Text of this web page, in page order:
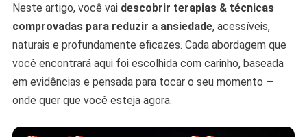
Neste artigo, você vai descobrir terapias & técnicas
comprovadas para reduzir a ansiedade, acessíveis,
naturais e profundamente eficazes. Cada abordagem que
você encontrará aqui foi escolhida com carinho, baseada
em evidências e pensada para tocar o seu momento —
onde quer que você esteja agora.